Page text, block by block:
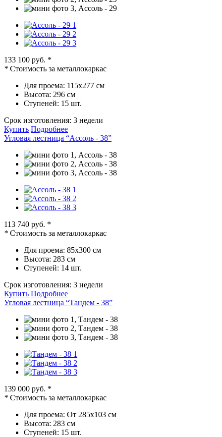
133 100 руб. *
* Стоимость за металлокаркас
Для проема: 115х277 см
Высота: 296 см
Ступеней: 15 шт.
Срок изготовления: 3 недели
Купить Подробнее
Угловая лестница “Ассоль - 38”
113 740 руб. *
* Стоимость за металлокаркас
Для проема: 85х300 см
Высота: 283 см
Ступеней: 14 шт.
Срок изготовления: 3 недели
Купить Подробнее
Угловая лестница “Тандем - 38”
139 000 руб. *
* Стоимость за металлокаркас
Для проема: От 285х103 см
Высота: 283 см
Ступеней: 15 шт.